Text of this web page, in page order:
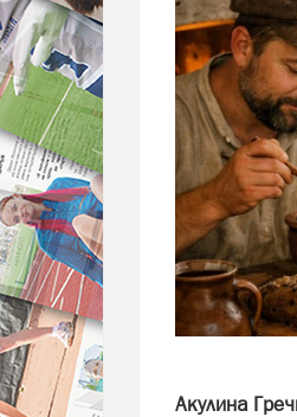
Акулина